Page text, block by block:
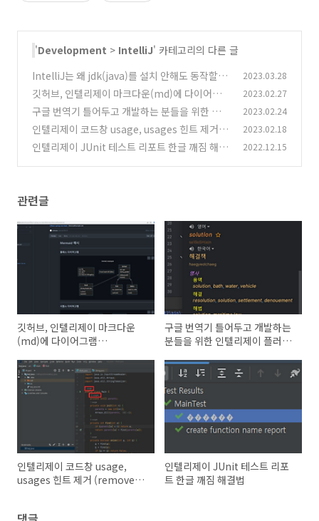
'Development > IntelliJ' 카테고리의 다른 글
IntelliJ는 왜 jdk(java)를 설치 안해도 동작할
까?
(4)
2023.03.28
깃허브, 인텔리제이 마크다운(md)에 다이어그
램(mermaid) 넣기 (0)
2023.02.27
구글 번역기 틀어두고 개발하는 분들을 위한 인텔
리제이 플러그인
(0)
2023.02.24
인텔리제이 코드창 usage, usages 힌트 제거 (r
emove intellij usage hints) (0)
2023.02.18
인텔리제이 JUnit 테스트 리포트 한글 깨짐 해결
2022.12.15
관련글
깃허브, 인텔리제이 마크다운
(md)에 다이어그램
구글 번역기 틀어두고 개발하는
분들을 위한 인텔리제이 플러그
인텔리제이 코드창 usage,
usages 힌트 제거 (remove
인텔리제이 JUnit 테스트 리포
트 한글 깨짐 해결법